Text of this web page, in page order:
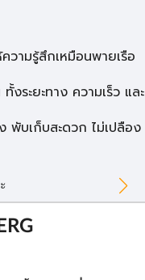
วามรู้สึกเหมือนพายเรือ
ระยะทาง ความเร็ว และ
พับเก็บสะดวก ไม่เปลือง